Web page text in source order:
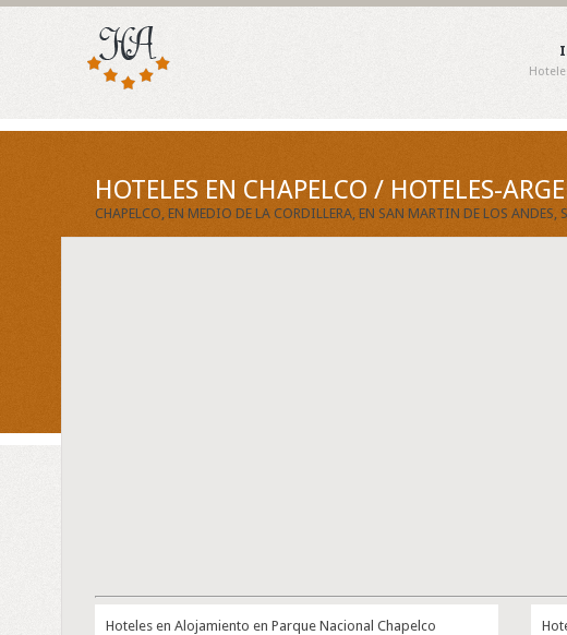
HOTELES EN CHAPELCO / HOTELES-
CHAPELCO, EN MEDIO DE LA CORDILLERA, EN SAN MARTIN DE LOS ANDES,
Hoteles en Alojamiento en Parque Nacional Chapelco